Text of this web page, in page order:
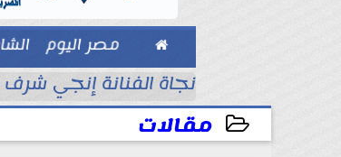
 مصر اليوم
بيزنس
نجاة الفنانة إنجي
مقالات